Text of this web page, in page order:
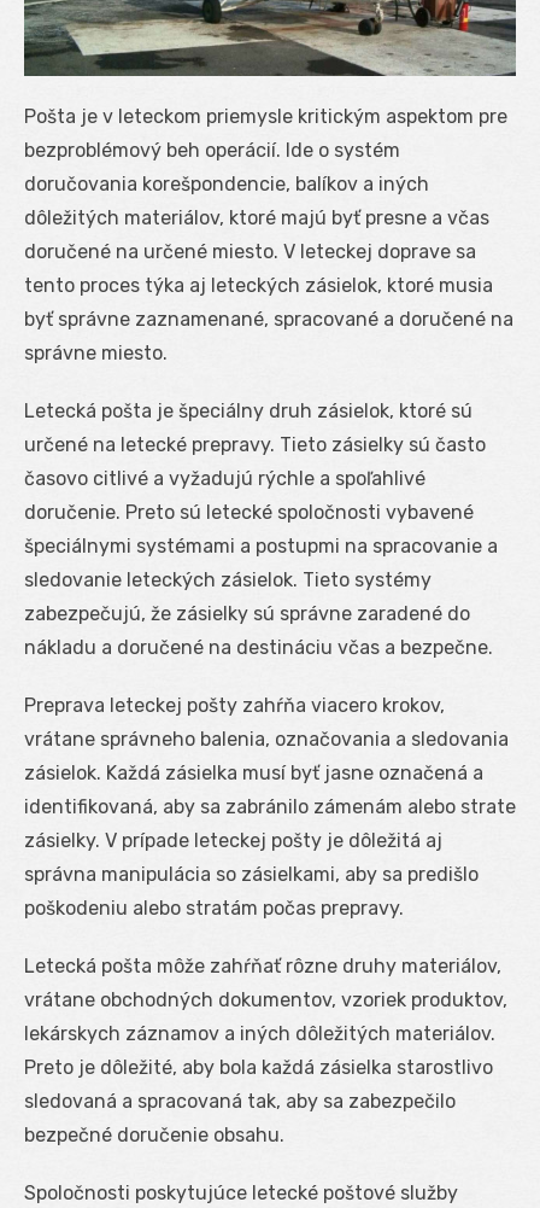
Pošta je v leteckom priemysle kritickým aspektom pre
bezproblémový beh operácií. Ide o systém
doručovania korešpondencie, balíkov a iných
dôležitých materiálov, ktoré majú byť presne a včas
doručené na určené miesto. V leteckej doprave sa
tento proces týka aj leteckých zásielok, ktoré musia
byť správne zaznamenané, spracované a doručené na
správne miesto.
Letecká pošta je špeciálny druh zásielok, ktoré sú
určené na letecké prepravy. Tieto zásielky sú často
časovo citlivé a vyžadujú rýchle a spoľahlivé
doručenie. Preto sú letecké spoločnosti vybavené
špeciálnymi systémami a postupmi na spracovanie a
sledovanie leteckých zásielok. Tieto systémy
zabezpečujú, že zásielky sú správne zaradené do
nákladu a doručené na destináciu včas a bezpečne.
Preprava leteckej pošty zahŕňa viacero krokov,
vrátane správneho balenia, označovania a sledovania
zásielok. Každá zásielka musí byť jasne označená a
identifikovaná, aby sa zabránilo zámenám alebo strate
zásielky. V prípade leteckej pošty je dôležitá aj
správna manipulácia so zásielkami, aby sa predišlo
poškodeniu alebo stratám počas prepravy.
Letecká pošta môže zahŕňať rôzne druhy materiálov,
vrátane obchodných dokumentov, vzoriek produktov,
lekárskych záznamov a iných dôležitých materiálov.
Preto je dôležité, aby bola každá zásielka starostlivo
sledovaná a spracovaná tak, aby sa zabezpečilo
bezpečné doručenie obsahu.
Spoločnosti poskytujúce letecké poštové služby